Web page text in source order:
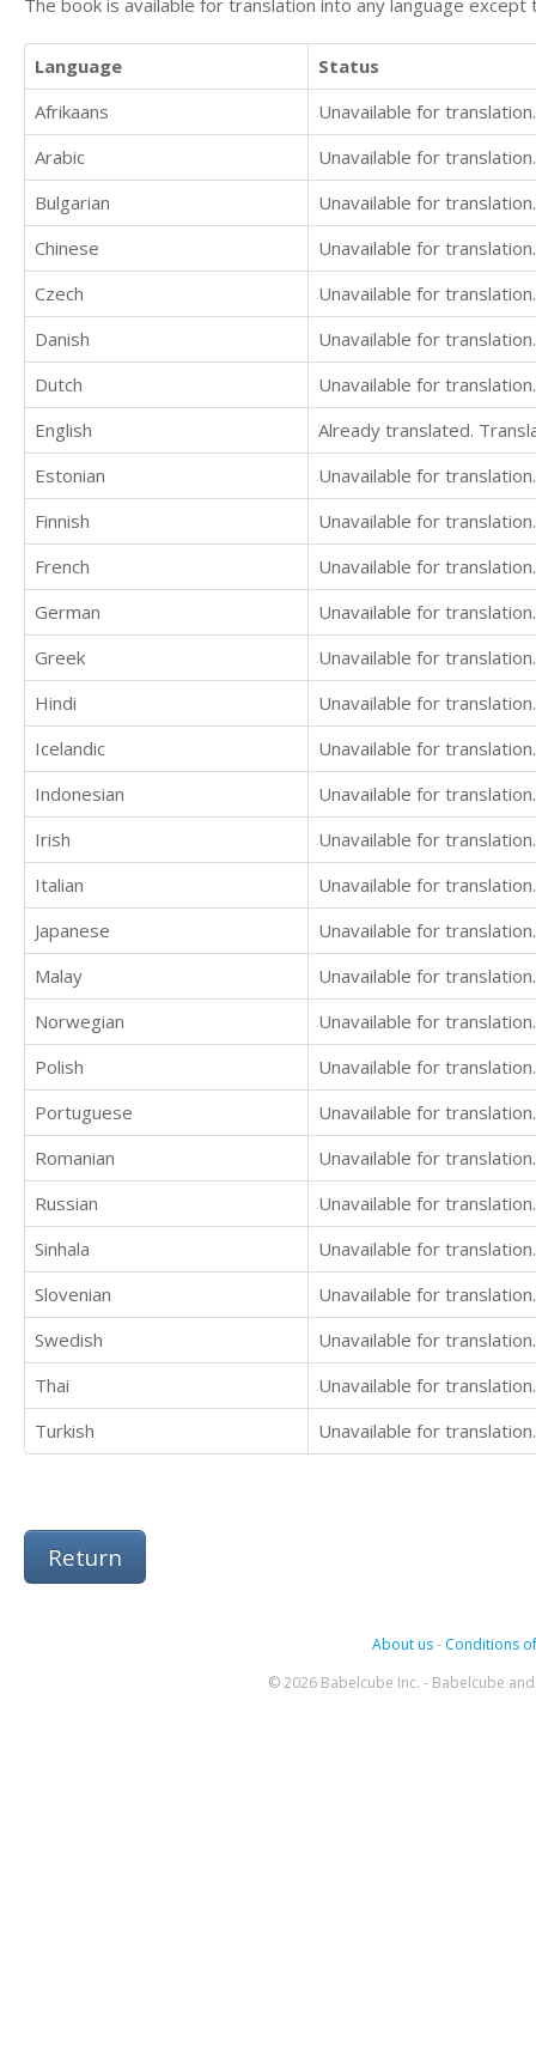
The book is available for translation into any language
Language
Status
Afrikaans
Unavailable for translation.
Arabic
Unavailable for translation.
Bulgarian
Unavailable for translation.
Chinese
Unavailable for translation.
Czech
Unavailable for translation.
Danish
Unavailable for translation.
Dutch
Unavailable for translation.
English
Already translated.
Estonian
Unavailable for translation.
Finnish
Unavailable for translation.
French
Unavailable for translation.
German
Unavailable for translation.
Greek
Unavailable for translation.
Hindi
Unavailable for translation.
Icelandic
Unavailable for translation.
Indonesian
Unavailable for translation.
Irish
Unavailable for translation.
Italian
Unavailable for translation.
Japanese
Unavailable for translation.
Malay
Unavailable for translation.
Norwegian
Unavailable for translation.
Polish
Unavailable for translation.
Portuguese
Unavailable for translation.
Romanian
Unavailable for translation.
Russian
Unavailable for translation.
Sinhala
Unavailable for translation.
Slovenian
Unavailable for translation.
Swedish
Unavailable for translation.
Thai
Unavailable for translation.
Turkish
Unavailable for translation.
Return
About us- Conditions
© 2026 Babelcube Inc. - Babelcube